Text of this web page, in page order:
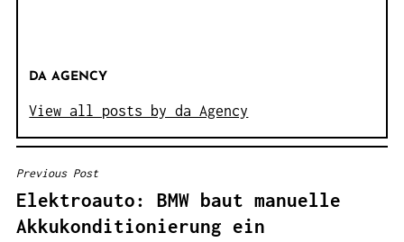
DA AGENCY
View all posts by da Agency
B
E
I
Previous Post
Elektroauto: BMW baut manuelle
Akkukonditionierung ein